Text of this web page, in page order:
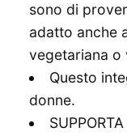
sono di
adatto anche
vegetariana o
Questo
donne.